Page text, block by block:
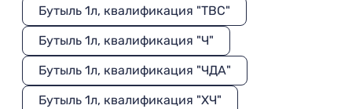
Бутыль 1л, квалификация "ТВС"
Бутыль 1л, квалификация "Ч"
Бутыль 1л, квалификация "ЧДА"
Бутыль 1л, квалификация "ХЧ"